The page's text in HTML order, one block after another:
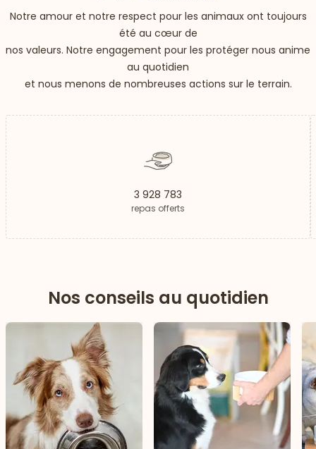
Notre amour et notre respect pour les animaux ont toujours
été au cœur de
nos valeurs. Notre engagement pour les protéger nous anime
au quotidien
et nous menons de nombreuses actions sur le terrain.
3 928 783
repas offerts
Nos conseils au quotidien